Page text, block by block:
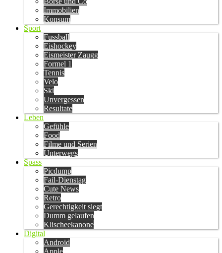
Immobilien
Konsum
Sport
Fussball
Eishockey
Eismeister Zaugg
Formel 1
Tennis
Velo
Ski
Unvergessen
Resultate
Leben
Gefühle
Food
Filme und Serien
Unterwegs
Spass
Picdump
Fail-Dienstag
Cute News
Retro
Gerechtigkeit siegt
Dumm gelaufen
Klischeekanone
Digital
Android
Apple